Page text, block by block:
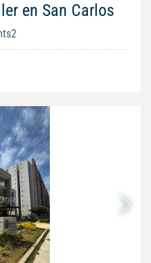
en San Carlos